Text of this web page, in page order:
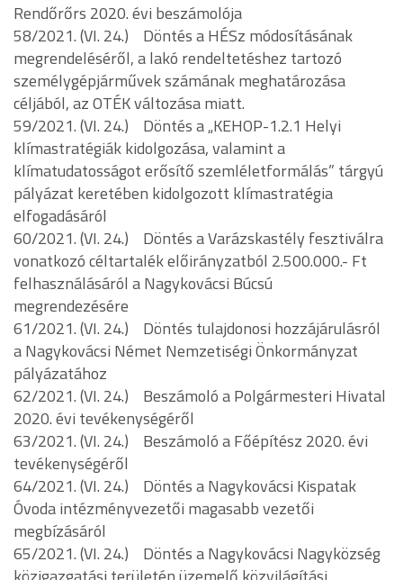
Rendőrőrs 2020. évi beszámolója
58/2021. (VI. 24.) Döntés a HÉSz módosításának
megrendeléséről, a lakó rendeltetéshez tartozó
személygépjárművek számának meghatározása
céljából, az OTÉK változása miatt.
59/2021. (VI. 24.) Döntés a „KEHOP-1.2.1 Helyi
klímastratégiák kidolgozása, valamint a
klímatudatosságot erősítő szemléletformálás” tárgyú
pályázat keretében kidolgozott klímastratégia
elfogadásáról
60/2021. (VI. 24.) Döntés a Varázskastély fesztiválra
vonatkozó céltartalék előirányzatból 2.500.000.- Ft
felhasználásáról a Nagykovácsi Búcsú
megrendezésére
61/2021. (VI. 24.) Döntés tulajdonosi hozzájárulásról
a Nagykovácsi Német Nemzetiségi Önkormányzat
pályázatához
62/2021. (VI. 24.) Beszámoló a Polgármesteri Hivatal
2020. évi tevékenységéről
63/2021. (VI. 24.) Beszámoló a Főépítész 2020. évi
tevékenységéről
64/2021. (VI. 24.) Döntés a Nagykovácsi Kispatak
Óvoda intézményvezetői magasabb vezetői
megbízásáról
65/2021. (VI. 24.) Döntés a Nagykovácsi Nagyközség